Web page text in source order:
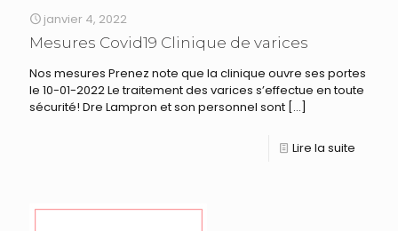
janvier 4, 2022
Mesures Covid19 Clinique de varices
Nos mesures Prenez note que la clinique ouvre ses portes
le 10-01-2022 Le traitement des varices s’effectue en toute
sécurité! Dre Lampron et son personnel sont […]
Lire la suite